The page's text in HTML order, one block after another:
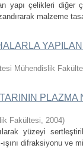
yapı çelikleri diğer
malzeme
Mühendislik
PLAZMA
Fakültesi, 2004)
yüzeyi
difraksiyonu ve